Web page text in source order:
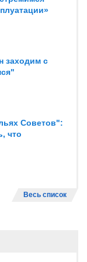
заходим с
Советов":
что
Весь список